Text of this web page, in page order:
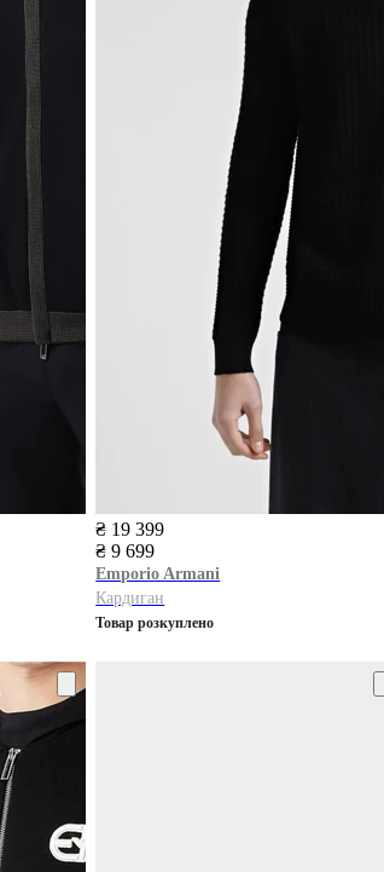
₴ 19 399
₴ 9 699
Emporio Armani
Кардиган
Товар розкуплено